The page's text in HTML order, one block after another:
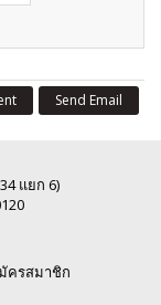
Send Email
แยก 6)
ครสมาชิก